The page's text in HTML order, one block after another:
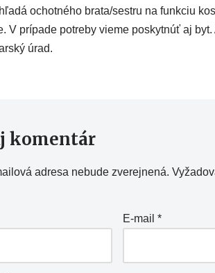
ochotného brata/sestru na funkciu
V prípade potreby vieme poskytnúť aj
úrad.
komentár
adresa nebude zverejnená.
E-mail *